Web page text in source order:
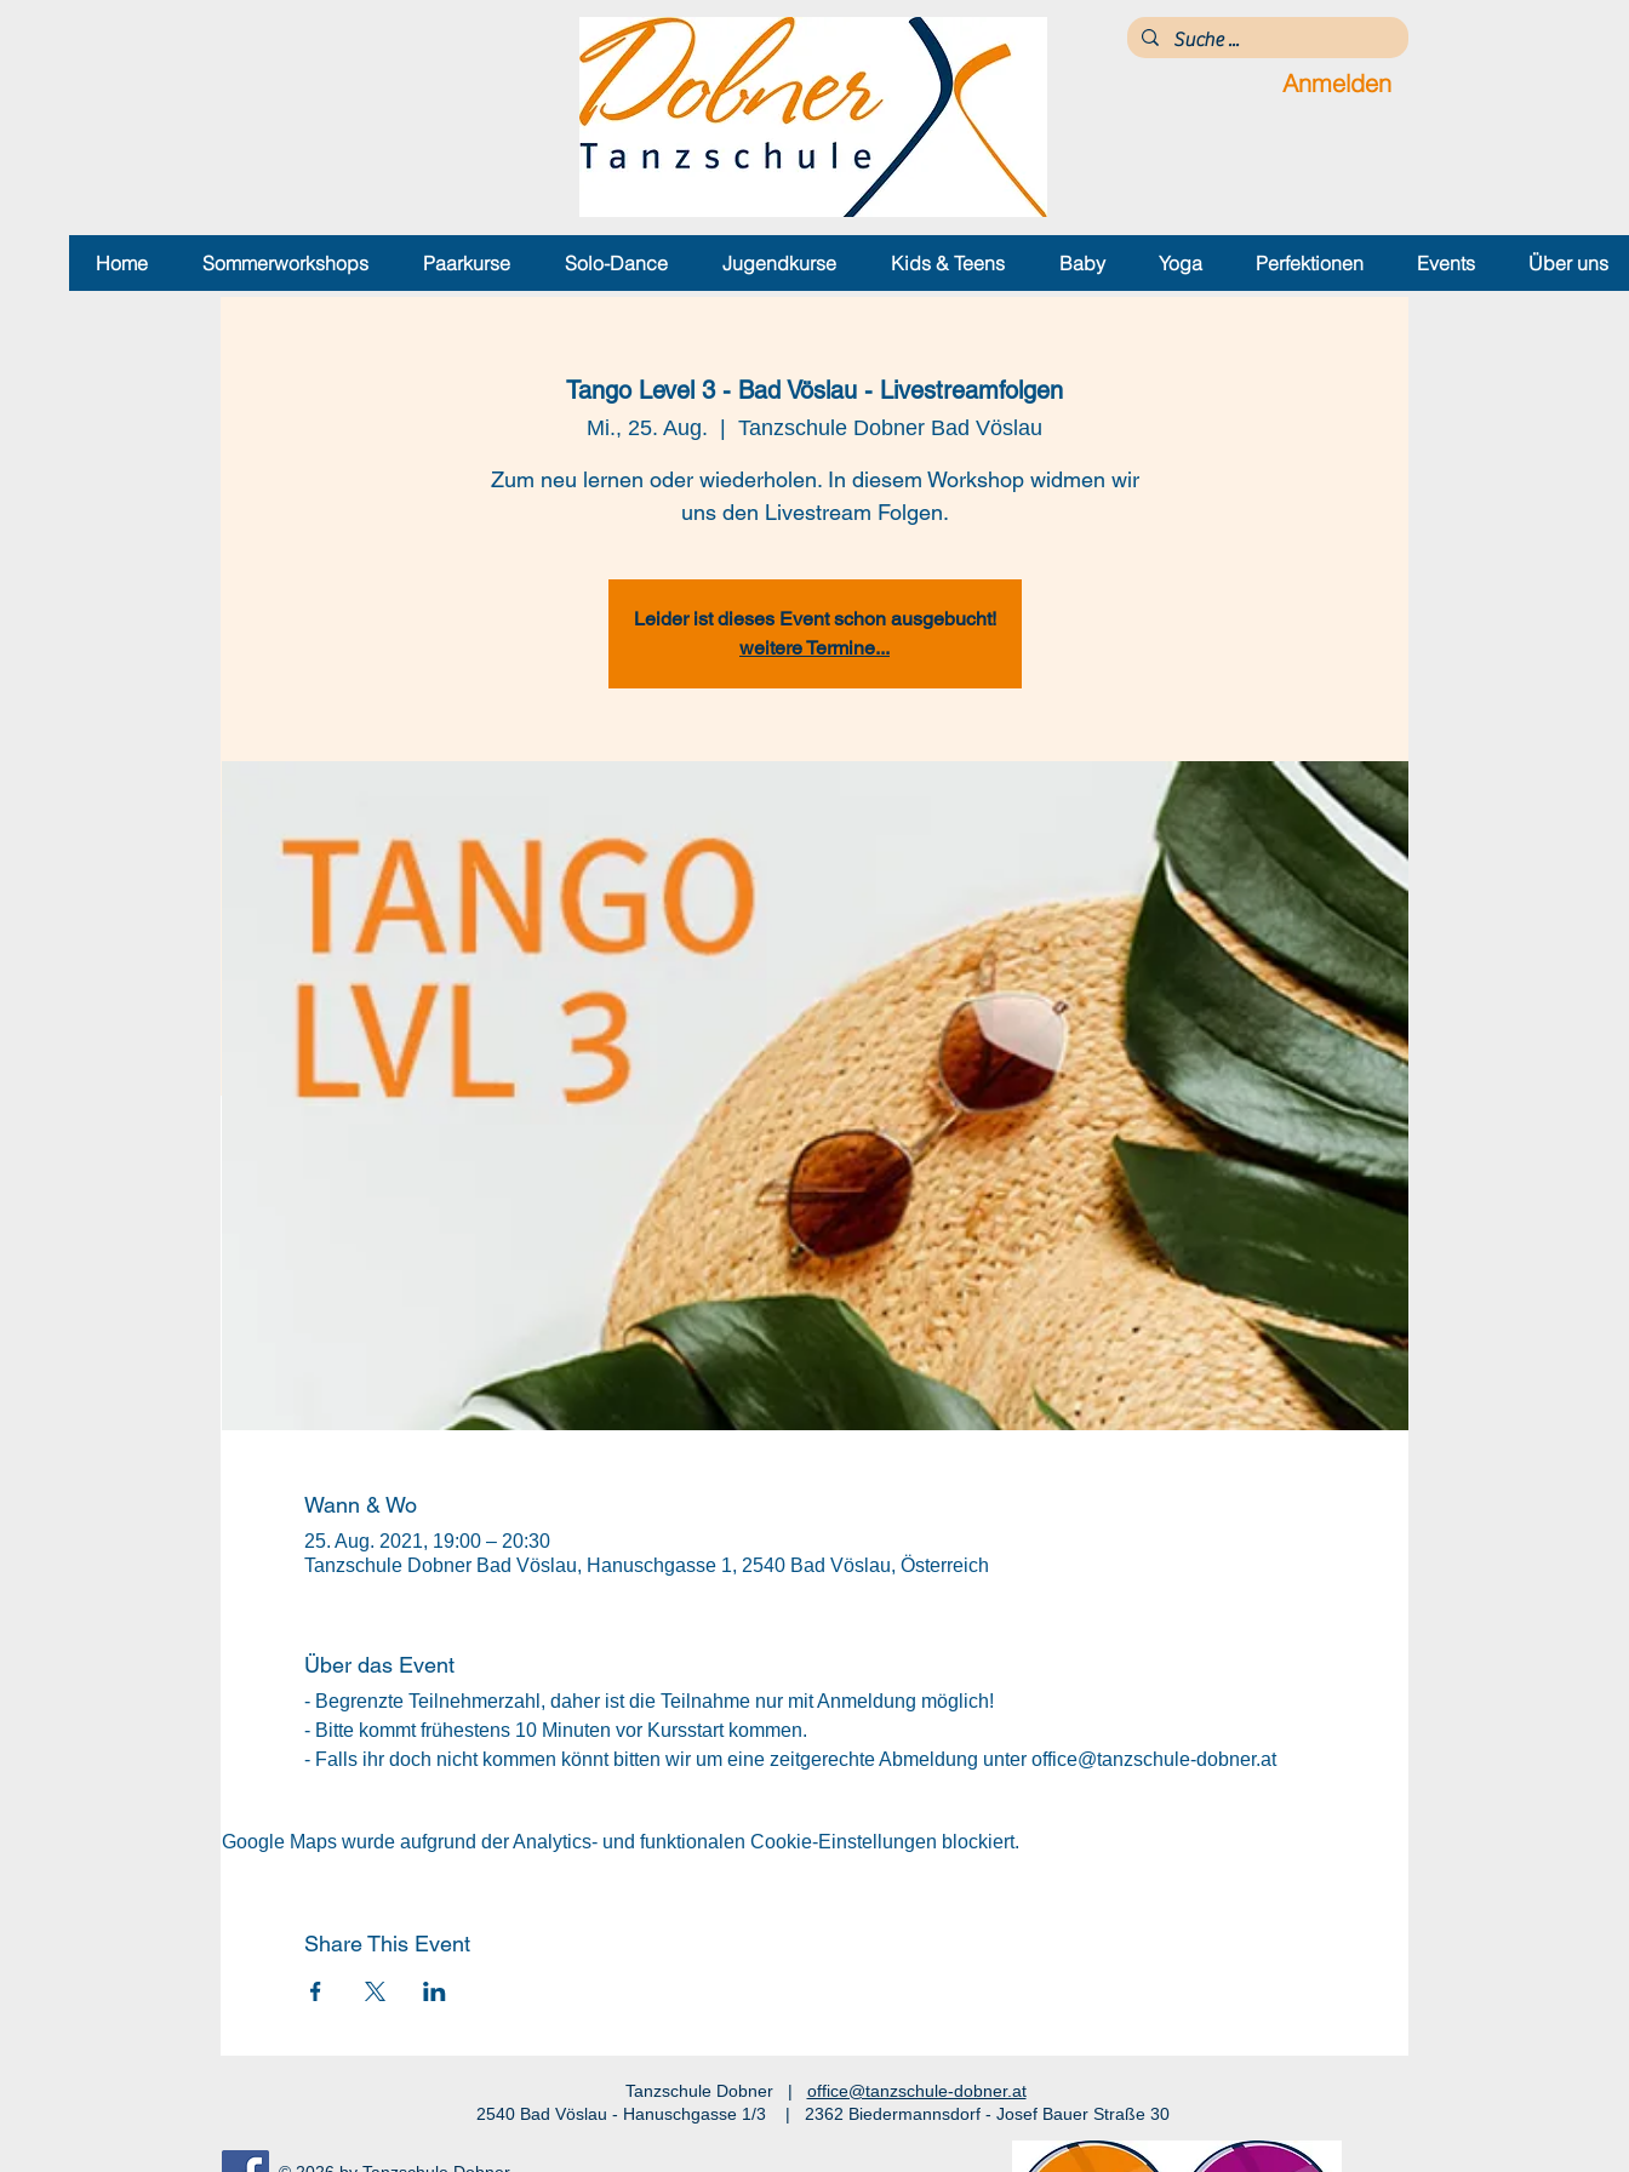
Anmelden
Home Sommerworkshops Paarkurse Solo-Dance Jugendkurse Kids & Teens Baby Yoga Perfektionen Events Über uns
Tango Level 3 - Bad Vöslau - Livestreamfolgen
Mi., 25. Aug. Tanzschule Dobner Bad Vöslau
Zum neu lernen oder wiederholen. In diesem Workshop widmen wir
uns den Livestream Folgen.
Leider ist dieses Event schon ausgebucht!
weitere Termine...
Wann & Wo
25. Aug. 2021, 19:00 – 20:30
Tanzschule Dobner Bad Vöslau, Hanuschgasse 1, 2540 Bad Vöslau, Österreich
Über das Event
- Begrenzte Teilnehmerzahl, daher ist die Teilnahme nur mit Anmeldung möglich!
- Bitte kommt frühestens 10 Minuten vor Kursstart kommen.
- Falls ihr doch nicht kommen könnt bitten wir um eine zeitgerechte Abmeldung unter office@tanzschule-dobner.at
Google Maps wurde aufgrund der Analytics- und funktionalen Cookie-Einstellungen blockiert.
Share This Event
Tanzschule Dobner | office@tanzschule-dobner.at
2540 Bad Vöslau - Hanuschgasse 1/3 | 2362 Biedermannsdorf - Josef Bauer Straße 30